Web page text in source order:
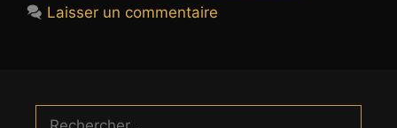
Laisser un commentaire
Rechercher :